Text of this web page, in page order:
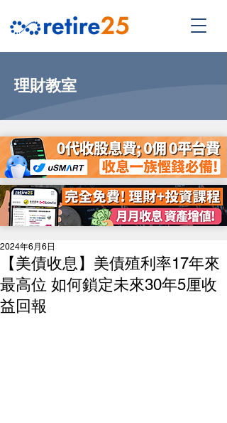
理財教室
【美債收息】美債殖利率17年來
最高位 如何鎖定未來30年5厘收
益回報
2024年6月6日